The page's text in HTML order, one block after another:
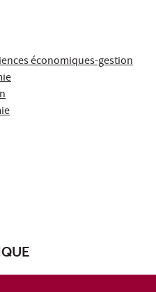
économiques-gestion